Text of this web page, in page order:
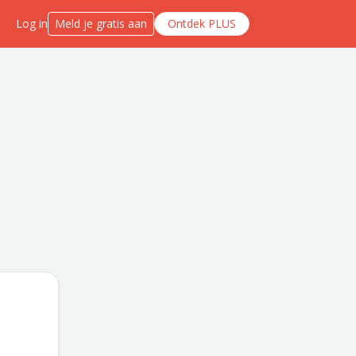
Log in Meld je gratis aan Ontdek PLUS